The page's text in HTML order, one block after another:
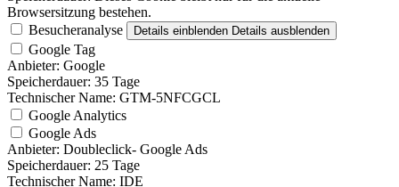
Browsersitzung bestehen.
Besucheranalyse
Details einblenden Details ausblenden
Google Tag
Anbieter: Google
Speicherdauer: 35 Tage
Technischer Name: GTM-5NFCGCL
Google Analytics
Google Ads
Anbieter: Doubleclick- Google Ads
Speicherdauer: 25 Tage
Technischer Name: IDE